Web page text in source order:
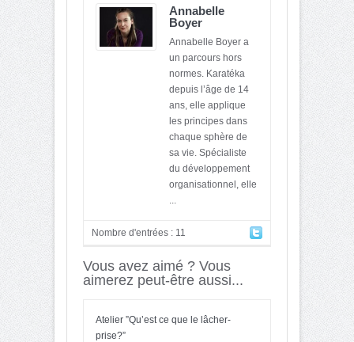
Annabelle
Boyer
Annabelle Boyer a
un parcours hors
normes. Karatéka
depuis l’âge de 14
ans, elle applique
les principes dans
chaque sphère de
sa vie. Spécialiste
du développement
organisationnel, elle
Nombre d'entrées : 11
Vous avez aimé ? Vous
aimerez peut-être aussi...
Atelier ”Qu’est ce que le lâcher-
prise?”